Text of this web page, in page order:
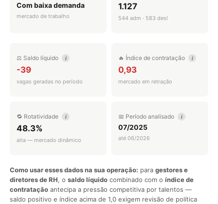
Com baixa demanda
mercado de trabalho
1.127
544 adm · 583 desl
⚖️ Saldo líquido i
-39
vagas geradas no período
🔥 Índice de contratação i
0,93
mercado em retração
🔁 Rotatividade i
48.3%
alta — mercado dinâmico
📅 Período analisado i
07/2025
até 06/2026
Como usar esses dados na sua operação: para gestores e
diretores de RH, o saldo líquido combinado com o índice de
contratação antecipa a pressão competitiva por talentos —
saldo positivo e índice acima de 1,0 exigem revisão de política